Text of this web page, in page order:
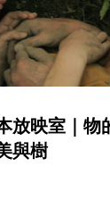
放映室｜物
與樹